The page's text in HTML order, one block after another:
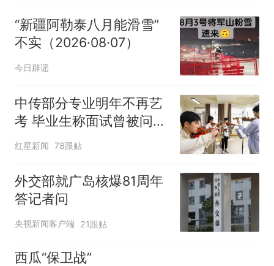
“新疆阿勒泰八月能滑雪”
不实（2026·08·07）
今日辟谣
中传部分专业明年不再艺
考 毕业生称面试曾被问
“如何策划晚会” 专家：遏
红星新闻 78跟贴
外交部就广岛核爆81周年
答记者问
央视新闻客户端 21跟贴
西瓜“保卫战”